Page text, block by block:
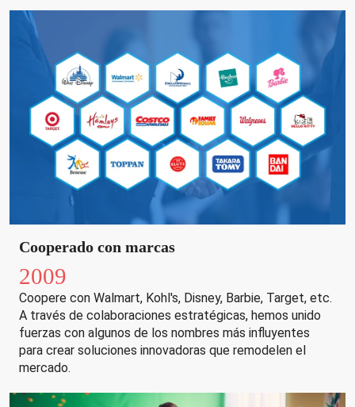
Cooperado con marcas
2009
Coopere con Walmart, Kohl's, Disney, Barbie, Target, etc.
A través de colaboraciones estratégicas, hemos unido
fuerzas con algunos de los nombres más influyentes
para crear soluciones innovadoras que remodelen el
mercado.